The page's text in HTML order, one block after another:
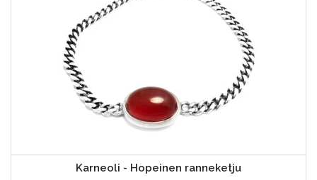
Karneoli - Hopeinen ranneketju